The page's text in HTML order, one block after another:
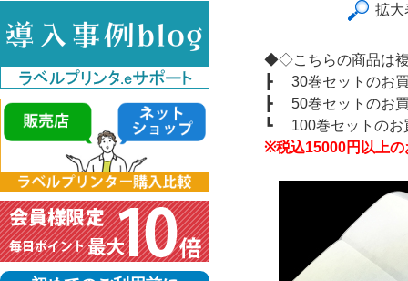
拡大
◆◇こちらの商品は
┣
30巻セットのお
┣
50巻セットのお
┗
100巻セットの
※税込15000円以上の